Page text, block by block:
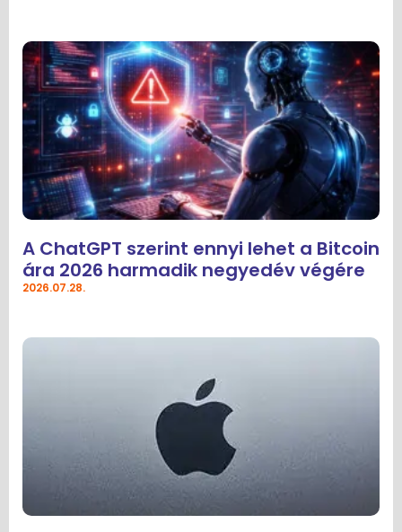
A ChatGPT szerint ennyi lehet a Bitcoin
ára 2026 harmadik negyedév végére
2026.07.28.